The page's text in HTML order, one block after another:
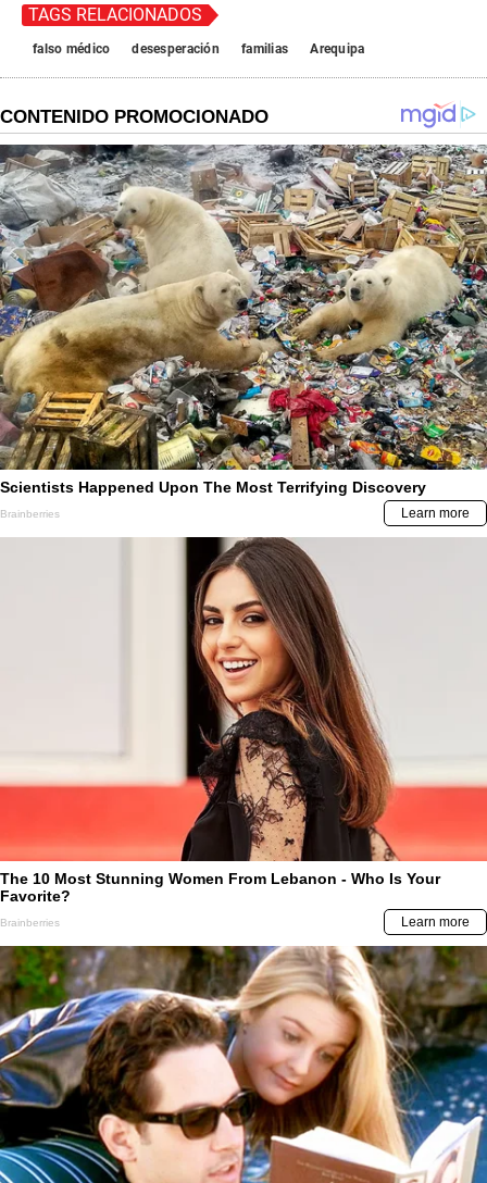
TAGS RELACIONADOS
falso médico desesperación familias Arequipa